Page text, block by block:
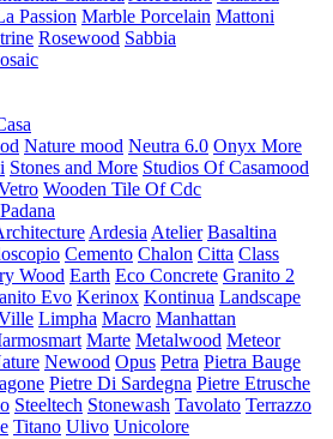
Passion Marble Porcelain Mattoni
Rosewood Sabbia
Nature mood Neutra 6.0 Onyx More
Stones and More Studios Of Casamood
Wooden Tile Of Cdc
Ardesia Atelier Basaltina
Cemento Chalon Citta Class
Wood Earth Eco Concrete Granito 2
Evo Kerinox Kontinua Landscape
Limpha Macro Manhattan
Marte Metalwood Meteor
Newood Opus Petra Pietra Bauge
Pietre Di Sardegna Pietre Etrusche
Steeltech Stonewash Tavolato Terrazzo
Titano Ulivo Unicolore